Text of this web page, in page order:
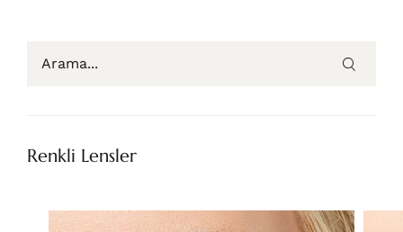
Renkli Lensler